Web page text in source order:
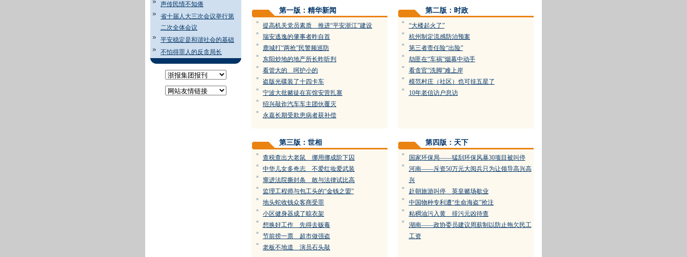
声传民情不知倦
省十届人大三次会议举行第
二次全体会议
平安稳定是和谐社会的基础
不怕得罪人的反贪局长
第一版：精华新闻
= 提高机关党员素质 推进“平安浙江”建设
= 瑞安逃逸的肇事者昨自首
= 鹿城打“两抢”民警频巡防
= 东阳炒地的地产所长昨听判
= 看管大的 呵护小的
= 盗版光碟装了十四卡车
= 宁波大批赌徒在宾馆安营扎寨
= 绍兴敲诈汽车车主团伙覆灭
= 永嘉长期受欺患病者获补偿
第二版：时政
= “大楼起火了”
= 杭州制定流感防治预案
= 第三者责任险“出险”
= 劫匪在“车祸”烟幕中动手
= 看贪官“洗脚”难上岸
= 模范村庄（社区）也可挂五星了
= 10年老信访户息访
第三版：世相
= 查税查出大老鼠 挪用挪成阶下囚
= 中华儿女多奇志 不爱红妆爱武装
= 窜进法院撕封条 敢与法律试比高
= 监理工程师与包工头的“金钱之盟”
= 地头蛇收钱众客商受罪
= 小区健身器成了晾衣架
= 想换好工作 先得去贩毒
= 节前捞一票 超市做强盗
= 老板不地道 演员石头敲
第四版：天下
= 国家环保局——猛刮环保风暴30项目被叫停
=
河南——斥资50万元大阅兵只为让领导高兴高
兴
= 赴朝旅游叫停 英皇赌场歇业
= 中国物种专利遭“生命海盗”抢注
= 粘稠油污入黄 排污元凶待查
=
湖南——政协委员建议周薪制以防止拖欠民工
工资